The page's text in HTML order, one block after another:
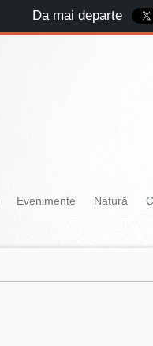
Evenimente Natură
Da mai departe